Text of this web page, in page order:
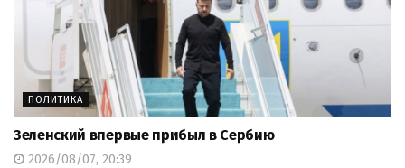
ПОЛИТИКА
Зеленский впервые прибыл в Сербию
2026/08/07, 20:39